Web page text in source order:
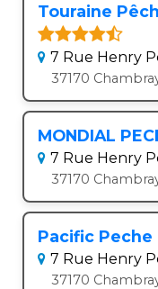
Touraine
7 Rue Henry
37170
MONDIAL
7 Rue Henry
37170
Pacific Peche
7 Rue Henry
37170